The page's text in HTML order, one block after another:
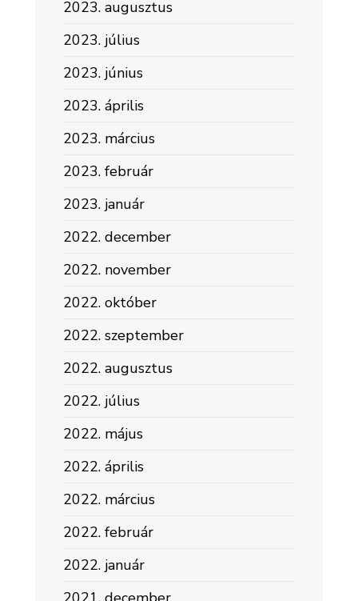
2023. augusztus
2023. július
2023. június
2023. április
2023. március
2023. február
2023. január
2022. december
2022. november
2022. október
2022. szeptember
2022. augusztus
2022. július
2022. május
2022. április
2022. március
2022. február
2022. január